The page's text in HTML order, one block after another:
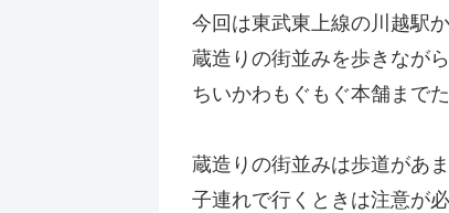
今回は東武東上線の川越駅
蔵造りの街並みを歩きなが
ちいかわもぐもぐ本舗まで
蔵造りの街並みは歩道があ
子連れで行くときは注意が必